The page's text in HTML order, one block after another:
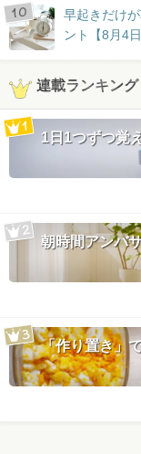
早起きだけ
ント【8月4
連載ランキング
1日1つずつ覚
朝時間アンバ
「作り置き」